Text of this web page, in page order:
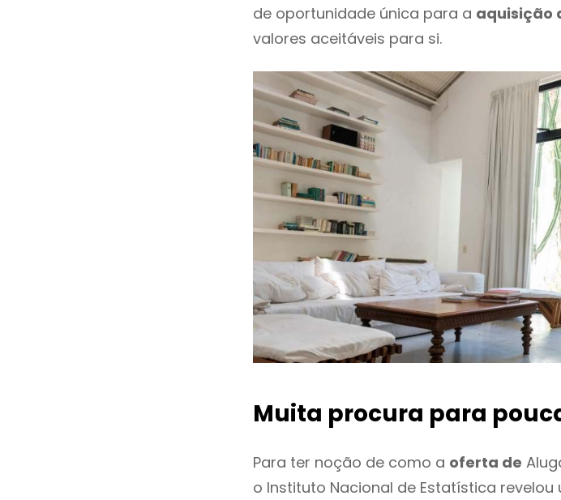
de oportunidade única para a aquisição
valores aceitáveis para si.
Muita procura para
Para ter noção de como a oferta de
o Instituto Nacional de Estatística